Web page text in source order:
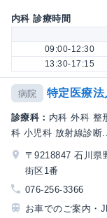
内科 診療時間
09:00-12:30
13:30-17:15
病院 特定医療
診療科： 内科 外科 整
科 小児科 放射線診断...
〒9218847 石川県
街区1番
076-256-3366
お車でのご案内・